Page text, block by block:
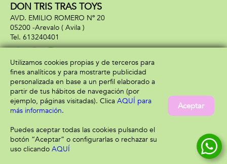
DON TRIS TRAS TOYS
AVD. EMILIO ROMERO Nº 20
05200 -Arevalo ( Avila )
613240401
Información
Aviso legal
Política de privacidad
Política de cookies
Atención al cliente
Envío y devolución
Utilizamos cookies propias y de terceros para
fines analíticos y para mostrarte publicidad
personalizada en base a un perfil elaborado a
partir de tus hábitos de navegación (por
ejemplo, páginas visitadas). Clica AQUÍ para
más información.
Puedes aceptar todas las cookies pulsando el
botón “Aceptar” o configurarlas o rechazar su
uso clicando AQUÍ
Aceptar